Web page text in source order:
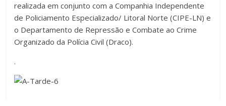
realizada em conjunto com a Companhia Independente
de Policiamento Especializado/ Litoral Norte (CIPE-LN) e
o Departamento de Repressão e Combate ao Crime
Organizado da Polícia Civil (Draco).
.